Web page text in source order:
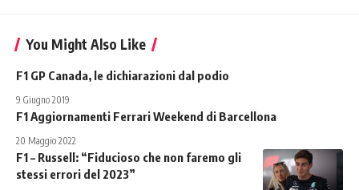
You Might Also Like
F1 GP Canada, le dichiarazioni dal podio
9 Giugno 2019
F1 Aggiornamenti Ferrari Weekend di Barcellona
20 Maggio 2022
F1 – Russell: “Fiducioso che non faremo gli
stessi errori del 2023”